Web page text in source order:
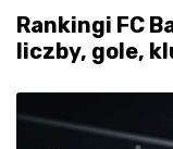
Rankingi FC
liczby, gole,